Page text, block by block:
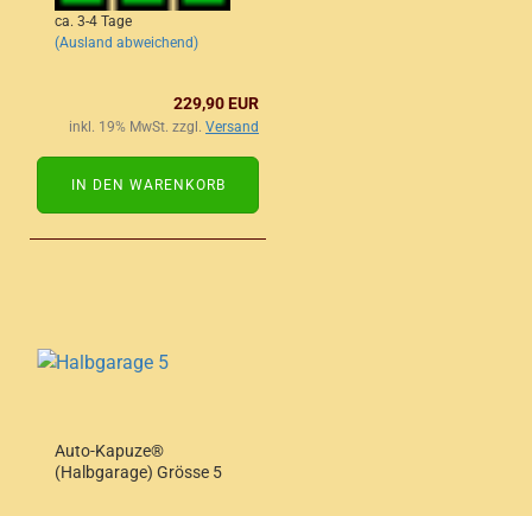
ca. 3-4 Tage
(Ausland abweichend)
229,90 EUR
inkl. 19% MwSt. zzgl. Versand
IN DEN WARENKORB
Auto-Kapuze®
(Halbgarage) Grösse 5